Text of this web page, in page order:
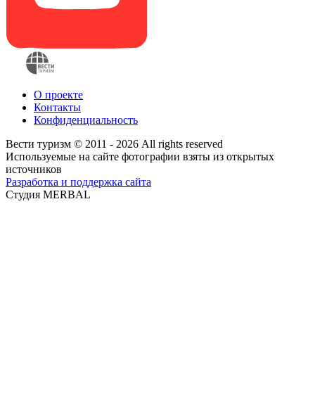
О проекте
Контакты
Конфиденциальность
Вести туризм © 2011 - 2026 All rights reserved
Используемые на сайте фотографии взяты из открытых
источников
Разработка и поддержка сайта
Студия MERBAL